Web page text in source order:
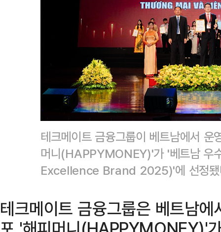
테크메이트 금융그룹이 베트남에서
머니(HAPPYMONEY)'가 '베트남
Excellence Brand 2025)'에 선정됐
테크메이트 금융그룹은 베트남